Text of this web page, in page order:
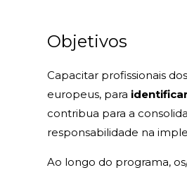
Objetivos
Capacitar profissionais
europeus, para
contribua para a
responsabilidade na
Ao longo do programa,